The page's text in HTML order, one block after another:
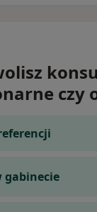
czy
gabinecie